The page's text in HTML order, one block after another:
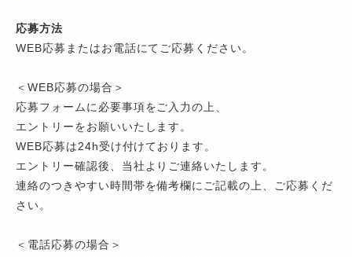
応募方法
WEB応募またはお電話にてご応募ください。
＜WEB応募の場合＞
応募フォームに必要事項をご入力の上、
エントリーをお願いいたします。
WEB応募は24h受け付けております。
エントリー確認後、当社よりご連絡いたします。
連絡のつきやすい時間帯を備考欄にご記載の上、ご応募くだ
さい。
＜電話応募の場合＞